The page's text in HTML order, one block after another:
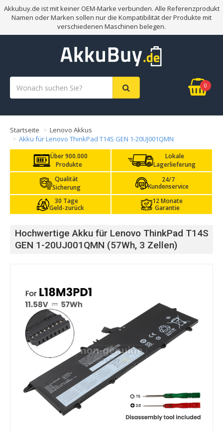
Akkubuy.de ist mit keiner OEM-Marke verbunden. Alle Referenzprodukt
Namen oder Marken sollen nur die Kompatibilität der Produkte mit
verschiedenen Maschinen belegen.
0
Startseite
Lenovo Akkus
Akku für Lenovo ThinkPad T14S GEN 1-20UJ001QMN
Über 900.000
Produkte
Lokale
Lagerlieferung
Qualität
Sicherung
24/7
Kundenservice
30 Tage
Geld-zurück
12 Monate
Garantie
Hochwertige Akku für Lenovo ThinkPad T14S
GEN 1-20UJ001QMN (57Wh, 3 Zellen)